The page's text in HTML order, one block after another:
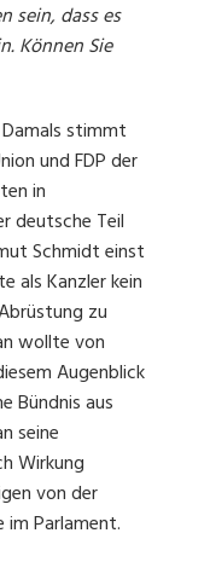
sein, dass es
Können Sie
stimmt
und FDP der
in
deutsche Teil
Schmidt einst
als Kanzler kein
zu
wollte von
Augenblick
Bündnis aus
seine
Wirkung
von der
Parlament.